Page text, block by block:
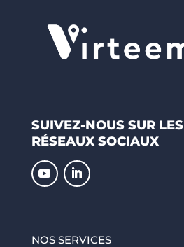
SUIVEZ-NOUS SUR LES
RÉSEAUX SOCIAUX
NOS SERVICES